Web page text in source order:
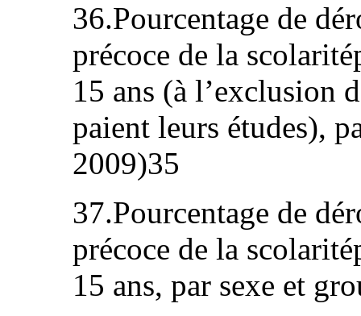
36.Pourcentage de
précoce de la
15 ans (à l’exclusion
paient leurs études),
2009)35
37.Pourcentage de
précoce de la
15 ans, par sexe et